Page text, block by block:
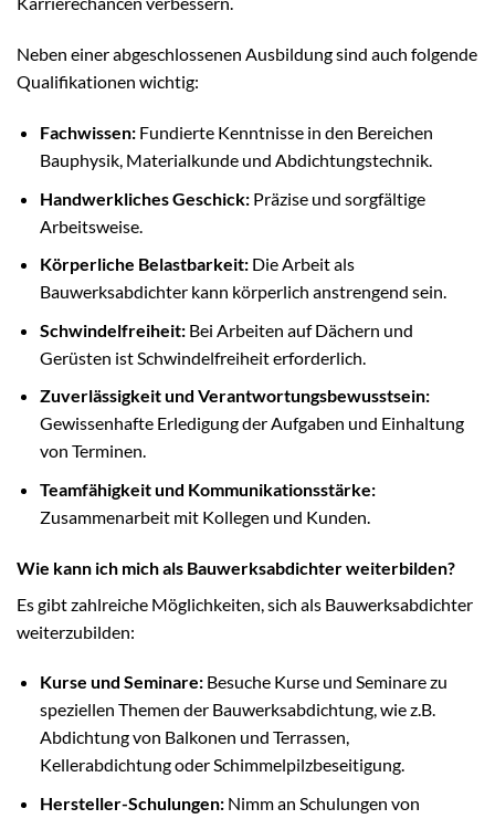
Neben einer abgeschlossenen Ausbildung sind auch folgende
Qualifikationen wichtig:
Fachwissen:Fundierte Kenntnisse in den Bereichen
Bauphysik, Materialkunde und Abdichtungstechnik.
Handwerkliches Geschick:Präzise und sorgfältige
Arbeitsweise.
Körperliche Belastbarkeit:Die Arbeit als
Bauwerksabdichter kann körperlich anstrengend sein.
Schwindelfreiheit:Bei Arbeiten auf Dächern und
Gerüsten ist Schwindelfreiheit erforderlich.
Zuverlässigkeit und Verantwortungsbewusstsein:
Gewissenhafte Erledigung der Aufgaben und Einhaltung
von Terminen.
Teamfähigkeit und Kommunikationsstärke:
Zusammenarbeit mit Kollegen und Kunden.
Wie kann ich mich als Bauwerksabdichter weiterbilden?
Es gibt zahlreiche Möglichkeiten, sich als Bauwerksabdichter
weiterzubilden:
Kurse und Seminare:Besuche Kurse und Seminare zu
speziellen Themen der Bauwerksabdichtung, wie z.B.
Abdichtung von Balkonen und Terrassen,
Kellerabdichtung oder Schimmelpilzbeseitigung.
Hersteller-Schulungen:Nimm an Schulungen von